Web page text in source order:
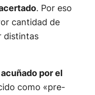
. Por eso
cantidad de
distintas
por el
como «pre-